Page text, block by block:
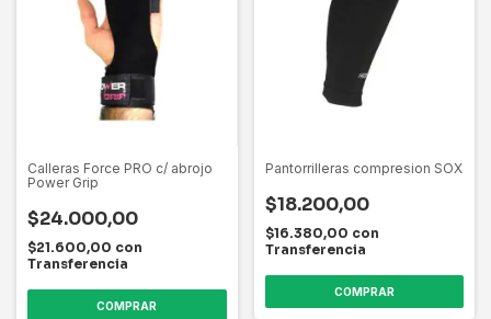
Calleras Force PRO c/ abrojo
Power Grip
$24.000,00
$21.600,00 con
Transferencia
Pantorrilleras compresion SOX
$18.200,00
$16.380,00 con
Transferencia
COMPRAR